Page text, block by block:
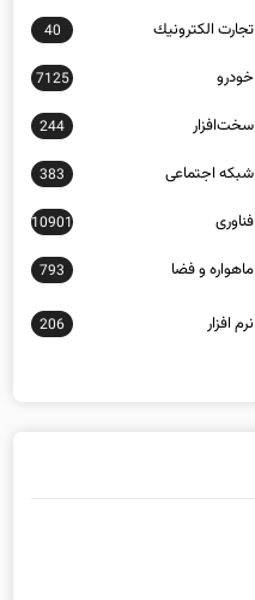
تجارت الكترونيك 40
خودرو 7125
سخت‌افزار 244
شبكه اجتماعی 383
فناوری 10901
ماهواره و فضا 793
نرم افزار 206